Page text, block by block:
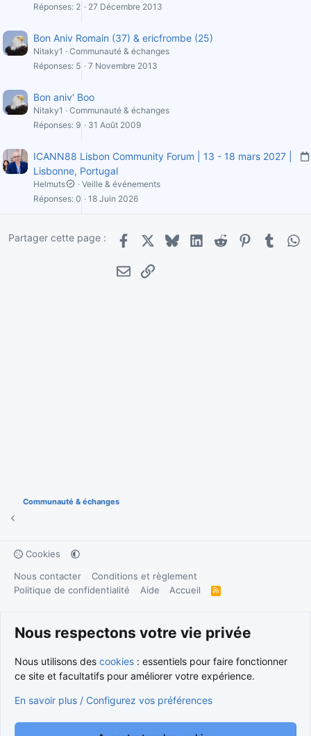
Réponses 2 27 Décembre 2013
Bon Aniv Romain (37) & ericfrombe (25)
Nitaky1
Communauté & échanges
Réponses 5 7 Novembre 2013
Bon aniv' Boo
Nitaky1
Communauté & échanges
Réponses 9 31 Août 2009
ICANN88 Lisbon Community Forum | 13 - 18 mars 2027 |
Lisbonne, Portugal
Helmuts
Veille & événements
Réponses 0 18 Juin 2026
Partager cette page :
Facebook
X BlueskyLinkedInRedditPinterestTumblr
E-mailLien
Communauté & échanges
Cookies
Nous contacter
Conditions et règlement
Politique de confidentialité
Aide Accueil
R
S
Traduction française parXenForo FR |Media embeds via s9e/MediaSites
Nous respectons votre vie privée
Nous utilisons des cookies : essentiels pour faire fonctionner
ce site et facultatifs pour améliorer votre expérience.
En savoir plus / Configurez vos préférences